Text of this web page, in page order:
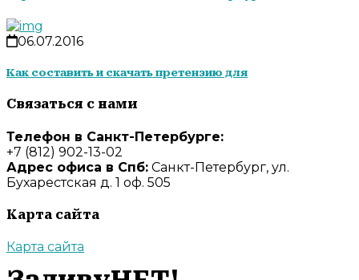
06.07.2016
Как составить и скачать претензию для
Связаться с нами
Телефон в Санкт-Петербурге:
+7 (812) 902-13-02
Адрес офиса в Спб: Санкт-Петербург, ул.
Бухарестская д. 1 оф. 505
Карта сайта
Карта сайта